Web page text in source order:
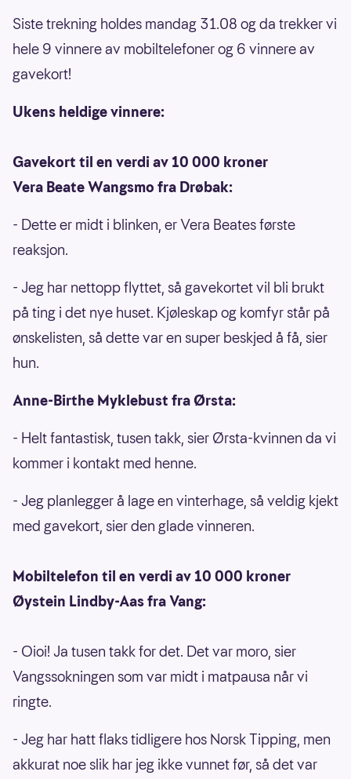
Siste trekning holdes mandag 31.08 og da trekker vi
hele 9 vinnere av mobiltelefoner og 6 vinnere av
gavekort!
Ukens heldige vinnere:
Gavekort til en verdi av 10 000 kroner
Vera Beate Wangsmo fra Drøbak:
- Dette er midt i blinken, er Vera Beates første
reaksjon.
- Jeg har nettopp flyttet, så gavekortet vil bli brukt
på ting i det nye huset. Kjøleskap og komfyr står på
ønskelisten, så dette var en super beskjed å få, sier
hun.
Anne-Birthe Myklebust fra Ørsta:
- Helt fantastisk, tusen takk, sier Ørsta-kvinnen da vi
kommer i kontakt med henne.
- Jeg planlegger å lage en vinterhage, så veldig kjekt
med gavekort, sier den glade vinneren.
Mobiltelefon til en verdi av 10 000 kroner
Øystein Lindby-Aas fra Vang:
- Oioi! Ja tusen takk for det. Det var moro, sier
Vangssokningen som var midt i matpausa når vi
ringte.
- Jeg har hatt flaks tidligere hos Norsk Tipping, men
akkurat noe slik har jeg ikke vunnet før, så det var